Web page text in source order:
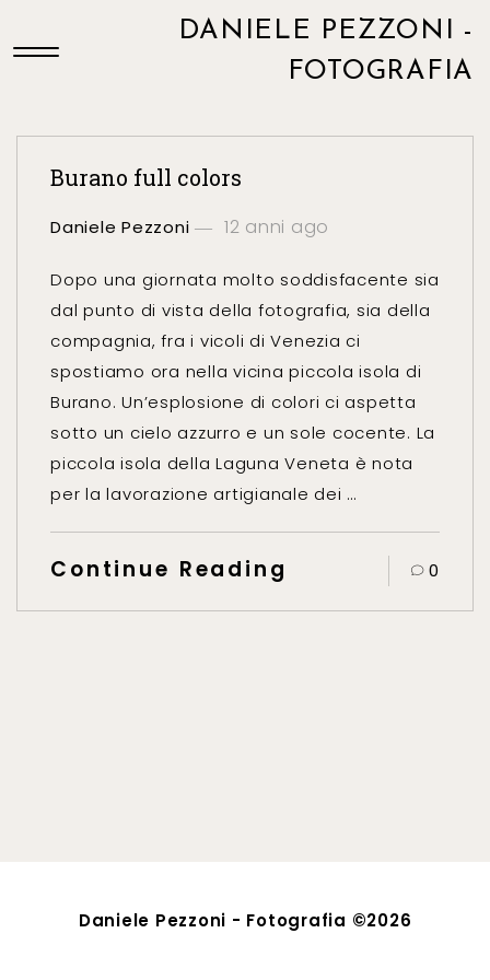
DANIELE PEZZONI -
FOTOGRAFIA
Burano full colors
Daniele Pezzoni 12 anni ago
Dopo una giornata molto soddisfacente sia
dal punto di vista della fotografia, sia della
compagnia, fra i vicoli di Venezia ci
spostiamo ora nella vicina piccola isola di
Burano. Un’esplosione di colori ci aspetta
sotto un cielo azzurro e un sole cocente. La
piccola isola della Laguna Veneta è nota
per la lavorazione artigianale dei …
Continue Reading 0
Daniele Pezzoni - Fotografia ©2026